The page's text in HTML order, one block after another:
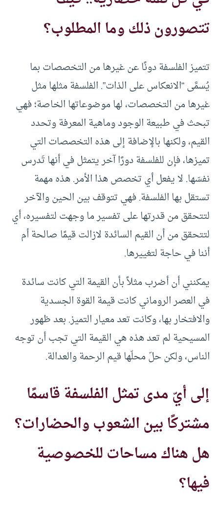
تتصورون ذلك وما المطلوب؟
تتميز الفلسفة دونًا عن غيرها من التخصصات بما
يُسمَّى “الانعكاس على الذات”. الفلسفة مثلها مثل
غيرها من التخصصات، لها موضوعاتها الخاصة؛ فهي
تبحث في طبيعة الوجود وماهية المعرفة وتحدد
القيم، ولكنها بالإضافة إلى هذه التخصصات التي
تميزها، فإن للفلسفة دورًا آخر يتمثل في أنها تَدرس
نفسَها. لا يفعل أي تخصص هذا الأمر. هذه مهمة
تستقل بها الفلسفة. فهي تتوقف بين الحين والآخر
لتتحقق من قدرتها على تفسير ما وجهت لتفسيره، أي
لتتحقق من أن القيم السائدة لازالت قيمًا صالحة أم
أننا في حاجة لتغييرها.
يمكنني أن أضرب مثلاً بأن القيمة التي كانت سائدة
في العصر الروماني كانت قيمة القوة الجسدية
والافتخار بها، وكانت تعد معيار التميز. بعد ظهور
المسيحية لم تعد هذه هي القيمة التي تجب أن توجه
الناس، ولكن حلّ محلّها قيم الرحمة والعدالة.
إلى أيّ مدى تمثل الفلسفة قاسمًا
مشتركًا بين الشعوب والحضارات؟
هل هناك مساحات للخصوصية
فيها؟